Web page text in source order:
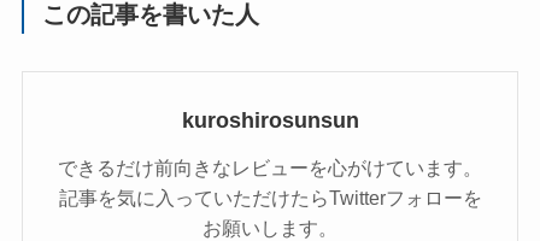
この記事を書いた人
kuroshirosunsun
できるだけ前向きなレビューを心がけています。
記事を気に入っていただけたらTwitterフォローを
お願いします。